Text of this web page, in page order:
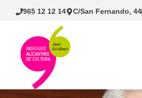
Saltar
965 12 12 14 C/San Fernando, 44